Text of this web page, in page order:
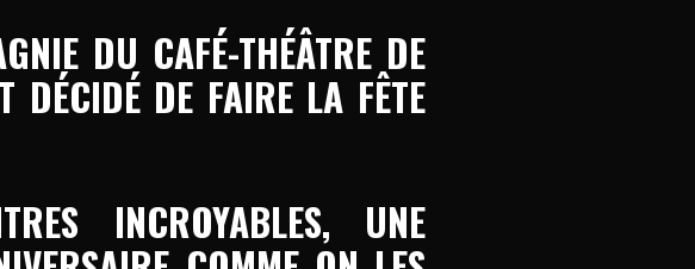
DU CAFÉ-THÉÂTRE DE
DÉCIDÉ DE FAIRE LA FÊTE
INCROYABLES, UNE